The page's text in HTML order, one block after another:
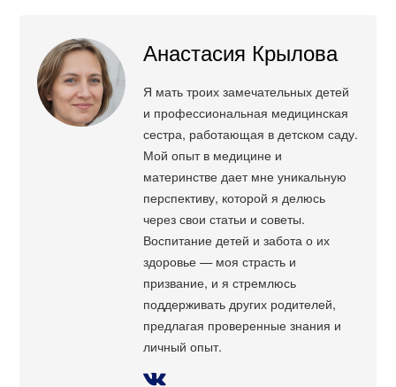
Анастасия Крылова
Я мать троих замечательных детей
и профессиональная медицинская
сестра, работающая в детском саду.
Мой опыт в медицине и
материнстве дает мне уникальную
перспективу, которой я делюсь
через свои статьи и советы.
Воспитание детей и забота о их
здоровье — моя страсть и
призвание, и я стремлюсь
поддерживать других родителей,
предлагая проверенные знания и
личный опыт.